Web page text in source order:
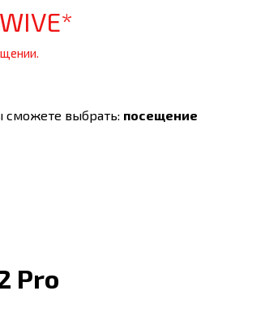
сможете выбрать: посещение
Pro